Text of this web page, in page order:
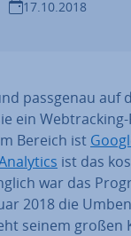
17.10.2018
passgenau auf
ein
Bereich ist
ist das
war das
2018 die
seinem großen